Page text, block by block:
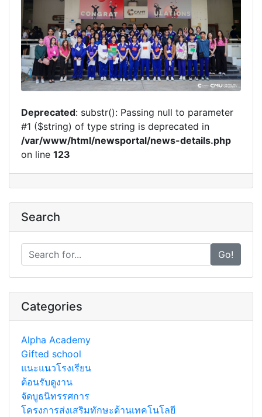
Deprecated: substr(): Passing null to parameter
#1 ($string) of type string is deprecated in
/var/www/html/newsportal/news-details.php
on line 123
Search
Go!
Categories
Alpha Academy
Gifted school
แนะแนวโรงเรียน
ต้อนรับดูงาน
จัดบูธนิทรรศการ
โครงการส่งเสริมทักษะด้านเทคโนโลยี